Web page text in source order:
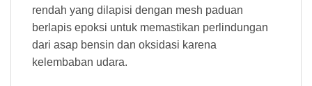
rendah yang dilapisi dengan mesh paduan
berlapis epoksi untuk memastikan perlindungan
dari asap bensin dan oksidasi karena
kelembaban udara.